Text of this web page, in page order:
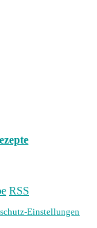
RSS
Einstellungen